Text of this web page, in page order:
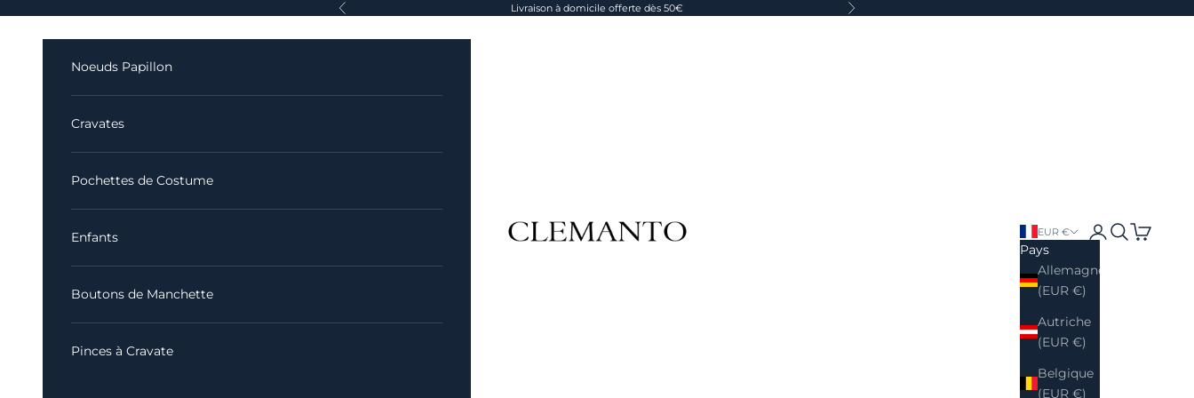
Précédent Livraison à domicile offerte dès 50€ Suivant
Clemanto EUR €
Pays
Allemagne
(EUR €)
Autriche
(EUR €)
Belgique
(EUR €)
Connexion
Recherche
Panier
Noeuds Papillon
Cravates
Pochettes de Costume
Enfants
Boutons de Manchette
Pinces à Cravate